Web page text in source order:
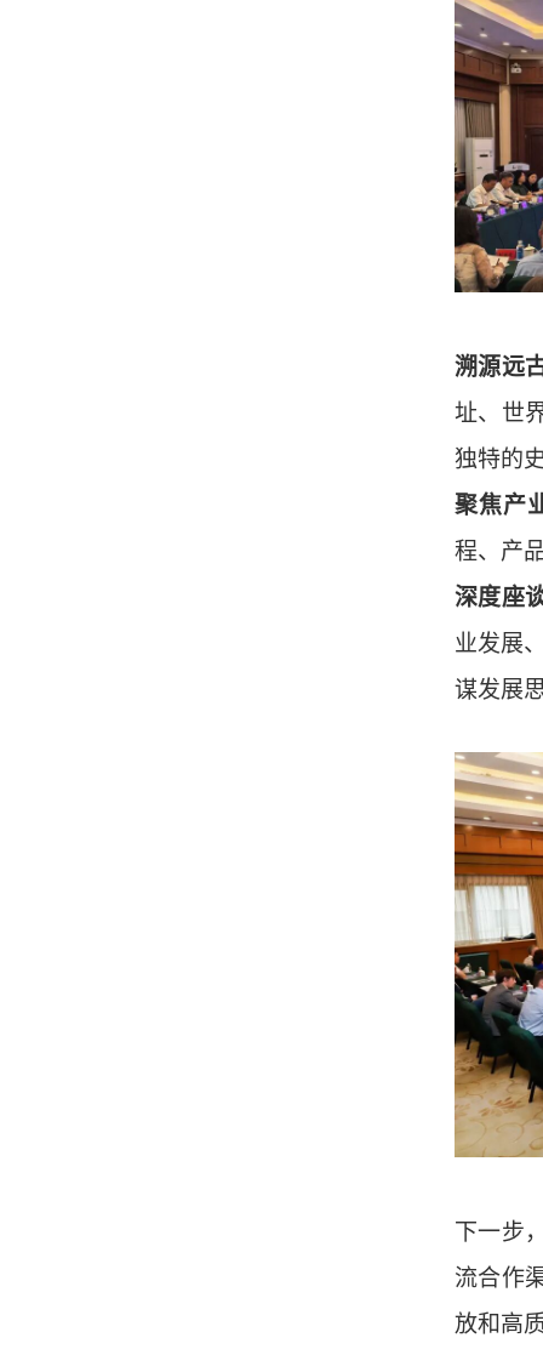
溯源远
址、世
独特的
聚焦产
程、产
深度座
业发展
谋发展
下一步
流合作
放和高